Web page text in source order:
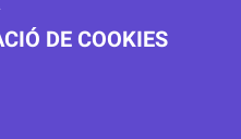
DE COOKIES